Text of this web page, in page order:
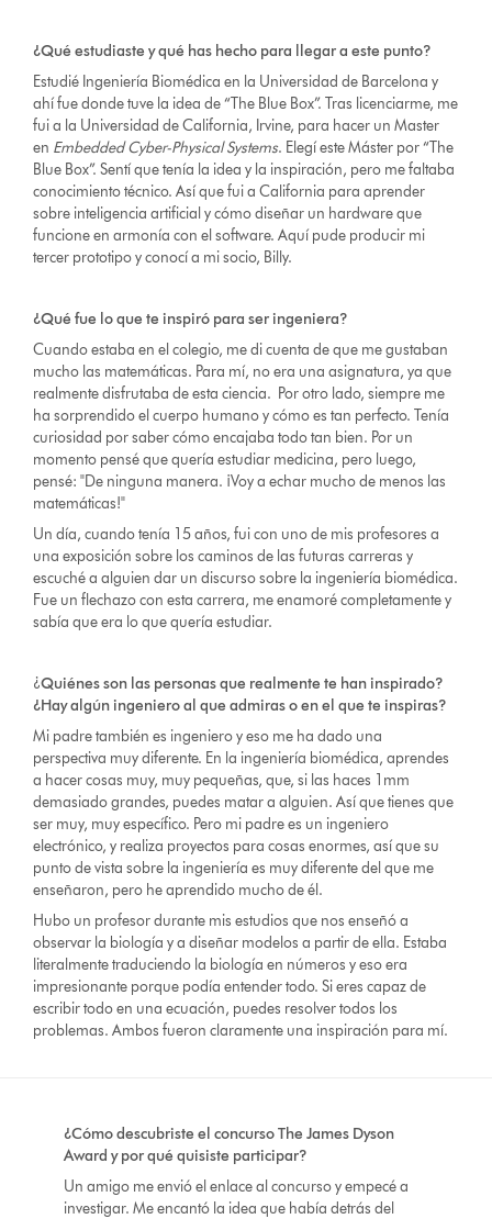
¿Qué estudiaste y qué has hecho para llegar a este punto?
Estudié Ingeniería Biomédica en la Universidad de Barcelona y
ahí fue donde tuve la idea de “The Blue Box”. Tras licenciarme, me
fui a la Universidad de California, Irvine, para hacer un Master
en Embedded Cyber-Physical Systems. Elegí este Máster por “The
Blue Box”. Sentí que tenía la idea y la inspiración, pero me faltaba
conocimiento técnico. Así que fui a California para aprender
sobre inteligencia artificial y cómo diseñar un hardware que
funcione en armonía con el software. Aquí pude producir mi
tercer prototipo y conocí a mi socio, Billy.
¿Qué fue lo que te inspiró para ser ingeniera?
Cuando estaba en el colegio, me di cuenta de que me gustaban
mucho las matemáticas. Para mí, no era una asignatura, ya que
realmente disfrutaba de esta ciencia. Por otro lado, siempre me
ha sorprendido el cuerpo humano y cómo es tan perfecto. Tenía
curiosidad por saber cómo encajaba todo tan bien. Por un
momento pensé que quería estudiar medicina, pero luego,
pensé: "De ninguna manera. ¡Voy a echar mucho de menos las
matemáticas!"
Un día, cuando tenía 15 años, fui con uno de mis profesores a
una exposición sobre los caminos de las futuras carreras y
escuché a alguien dar un discurso sobre la ingeniería biomédica.
Fue un flechazo con esta carrera, me enamoré completamente y
sabía que era lo que quería estudiar.
¿Quiénes son las personas que realmente te han inspirado?
¿Hay algún ingeniero al que admiras o en el que te inspiras?
Mi padre también es ingeniero y eso me ha dado una
perspectiva muy diferente. En la ingeniería biomédica, aprendes
a hacer cosas muy, muy pequeñas, que, si las haces 1mm
demasiado grandes, puedes matar a alguien. Así que tienes que
ser muy, muy específico. Pero mi padre es un ingeniero
electrónico, y realiza proyectos para cosas enormes, así que su
punto de vista sobre la ingeniería es muy diferente del que me
enseñaron, pero he aprendido mucho de él.
Hubo un profesor durante mis estudios que nos enseñó a
observar la biología y a diseñar modelos a partir de ella. Estaba
literalmente traduciendo la biología en números y eso era
impresionante porque podía entender todo. Si eres capaz de
escribir todo en una ecuación, puedes resolver todos los
problemas. Ambos fueron claramente una inspiración para mí.
¿Cómo descubriste el concurso The James Dyson
Award y por qué quisiste participar?
Un amigo me envió el enlace al concurso y empecé a
investigar. Me encantó la idea que había detrás del